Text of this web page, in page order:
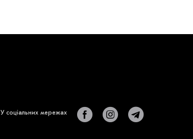
У соціальних мережах